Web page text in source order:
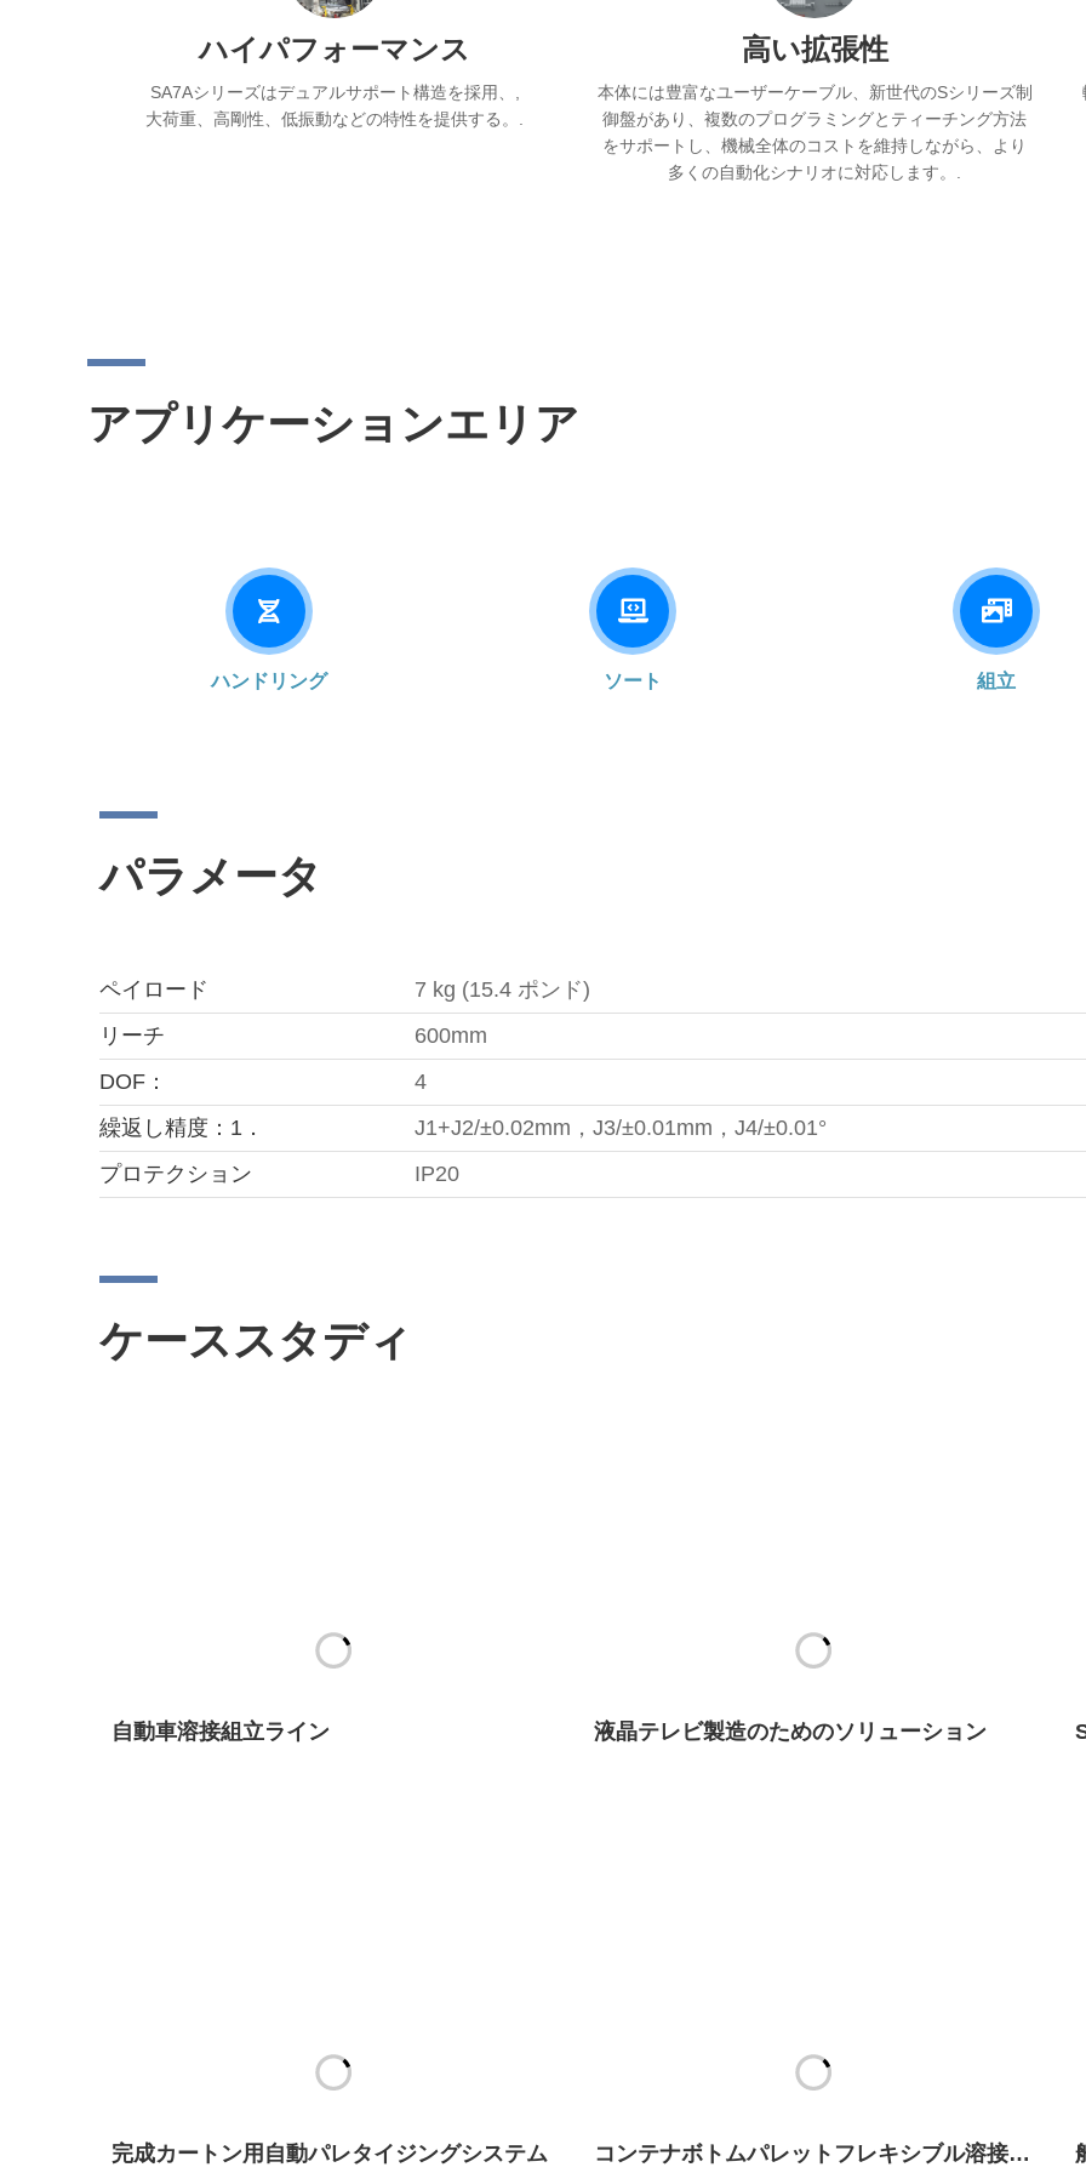
ハイパフォーマンス
SA7Aシリーズはデュアルサポート構造を採用、,
大荷重、高剛性、低振動などの特性を提供する。.
高い拡張性
本体には豊富なユーザーケーブル、新世代のSシリーズ制
御盤があり、複数のプログラミングとティーチング方法
をサポートし、機械全体のコストを維持しながら、より
多くの自動化シナリオに対応します。.
アプリケーションエリア
ハンドリング ソート 組立
パラメータ
ペイロード
7 kg (15.4 ポンド)
リーチ
600mm
DOF：
4
繰返し精度：1．
J1+J2/±0.02mm，J3/±0.01mm，J4/±0.01°
プロテクション
IP20
ケーススタディ
自動車溶接組立ライン 液晶テレビ製造のためのソリューション
完成カートン用自動パレタイジングシステム
コンテナボトムパレットフレキシブル溶接ワ